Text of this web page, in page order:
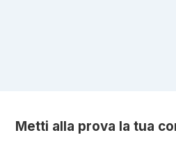
Metti alla prova la tua